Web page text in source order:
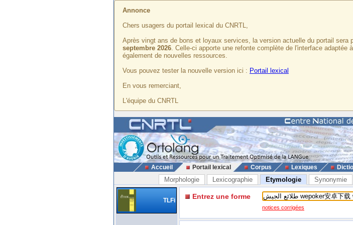
Annonce
Chers usagers du portail lexical du CNRTL,
Après vingt ans de bons et loyaux services, la version actuelle du portail sera
septembre 2026. Celle-ci apporte une refonte complète de l'interface
également de nouvelles ressources.
Vous pouvez tester la nouvelle version ici : Portail lexical
En vous remerciant,
L'équipe du CNRTL
Accueil Portail lexical Corpus Lexiques
Morphologie Lexicographie Etymologie Synonymie
TLFi Entrez une forme
notices corrigées